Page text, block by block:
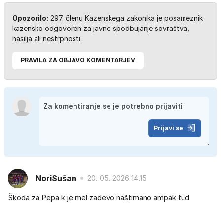
Opozorilo: 297. členu Kazenskega zakonika je posameznik
kazensko odgovoren za javno spodbujanje sovraštva,
nasilja ali nestrpnosti.
PRAVILA ZA OBJAVO KOMENTARJEV
Prijavi se
NoriSušan 20. 05. 2026 14.15
Škoda za Pepa k je mel zadevo naštimano ampak tud